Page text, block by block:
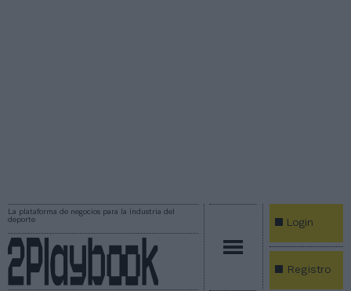
La plataforma de negocios para la industria del
deporte
Login
Registro